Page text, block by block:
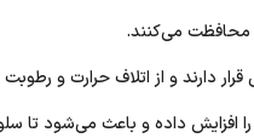
می‌کنند.
دارند و از اتلاف حرارت و
داده و باعث می‌شود تا